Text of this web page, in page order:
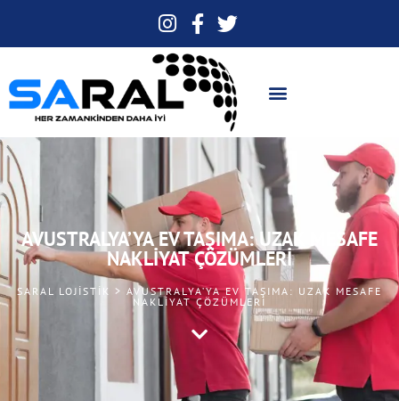
AVUSTRALYA’YA EV TAŞIMA: UZAK MESAFE
NAKLIYAT ÇÖZÜMLERI
SARAL LOJISTIK > AVUSTRALYA’YA EV TAŞIMA: UZAK MESAFE
NAKLIYAT ÇÖZÜMLERI